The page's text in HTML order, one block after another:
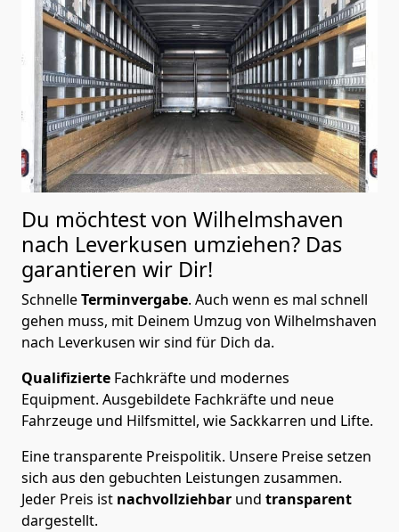
Du möchtest von Wilhelmshaven
nach Leverkusen umziehen? Das
garantieren wir Dir!
SchnelleTerminvergabe. Auch wenn es mal schnell
gehen muss, mit Deinem Umzug von Wilhelmshaven
nach Leverkusen wir sind für Dich da.
Qualifizierte Fachkräfte und modernes
Equipment. Ausgebildete Fachkräfte und neue
Fahrzeuge und Hilfsmittel, wie Sackkarren und Lifte.
Eine transparente Preispolitik. Unsere Preise setzen
sich aus den gebuchten Leistungen zusammen.
Jeder Preis ist nachvollziehbar und transparent
dargestellt.